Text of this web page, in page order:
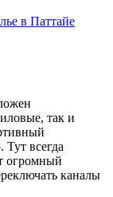
в Паттайе
так и
Тут всегда
огромный
каналы